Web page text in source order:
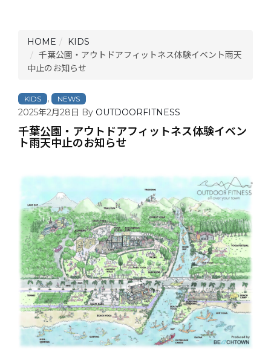
HOME
KIDS
千葉公園・アウトドアフィットネス体験イベント雨天
中止のお知らせ
KIDS , NEWS
2025年2月28日 By OUTDOORFITNESS
千葉公園・アウトドアフィットネス体験イベン
ト雨天中止のお知らせ